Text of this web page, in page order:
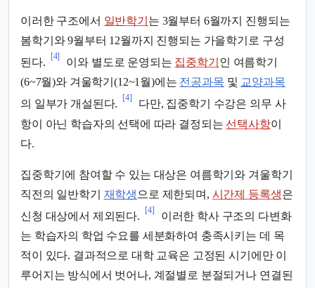
이러한 구조에서 일반학기 는 3월부터 6월까지 진행되는
봄학기와 9월부터 12월까지 진행되는 가을학기로 구성
된다.
[4]
이와 별도로 운영되는 집중학기 인 여름학기
(6~7월)와 겨울학기(12~1월)에는 전공과목 및 교양과목
의 일부가 개설된다.
[4]
다만, 집중학기 수강은 의무 사
항이 아닌 학습자의 선택에 따라 결정되는 선택사항이
다.
집중학기에 참여할 수 있는 대상은 여름학기와 겨울학기
직전의 일반학기 재학생 으로 제한되며, 시간제 등록생은
신청 대상에서 제외된다.
[4]
이러한 학사 구조의 다변화
는 학습자의 학업 수요를 세분화하여 충족시키는 데 목
적이 있다. 결과적으로 대학 교육은 고정된 시기에만 이
루어지는 방식에서 벗어나, 계절별로 분절되거나 연결된